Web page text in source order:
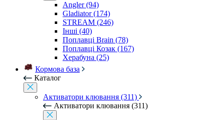
Angler (94)
Gladiator (174)
STREAM (246)
Інші (40)
Поплавці Brain (78)
Поплавці Козак (167)
Херабуна (25)
Кормова база
Каталог
Активатори клювання (311)
Активатори клювання (311)